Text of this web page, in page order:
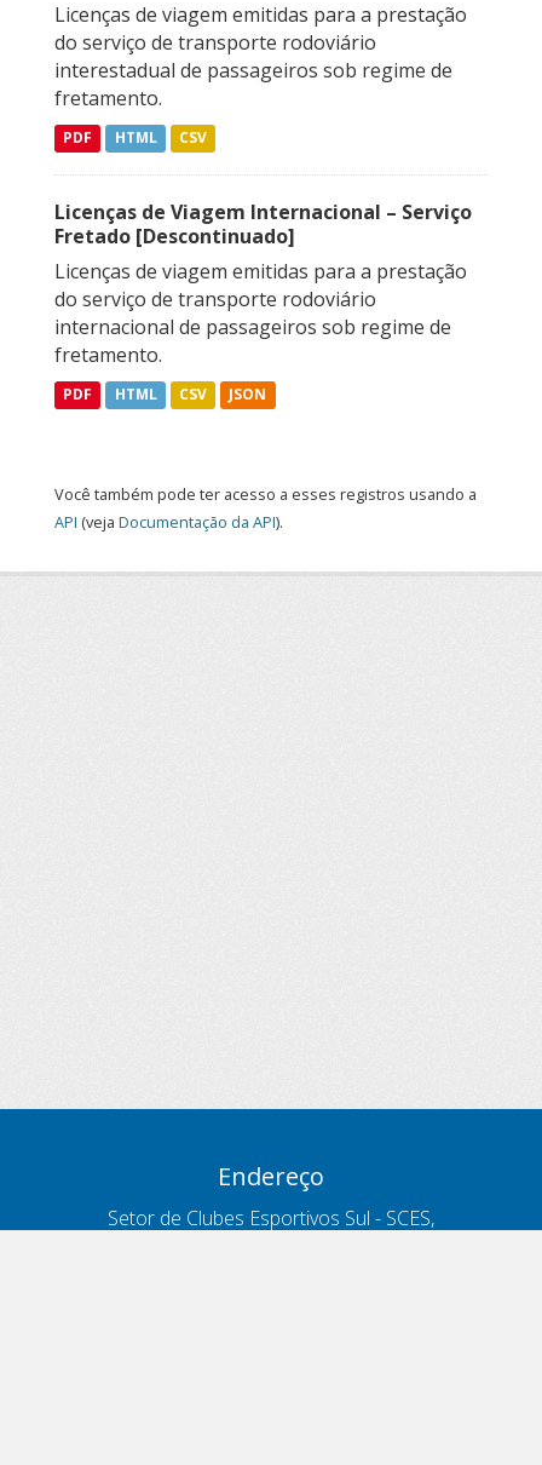
Licenças de viagem emitidas para a prestação
do serviço de transporte rodoviário
interestadual de passageiros sob regime de
fretamento.
PDF HTML CSV
Licenças de Viagem Internacional – Serviço
Fretado [Descontinuado]
Licenças de viagem emitidas para a prestação
do serviço de transporte rodoviário
internacional de passageiros sob regime de
fretamento.
PDF HTML CSV JSON
Você também pode ter acesso a esses registros usando a
API (veja Documentação da API).
Endereço
Setor de Clubes Esportivos Sul - SCES,